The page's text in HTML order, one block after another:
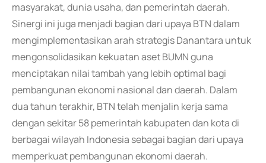
masyarakat, dunia usaha, dan pemerintah daerah.
Sinergi ini juga menjadi bagian dari upaya BTN dalam
mengimplementasikan arah strategis Danantara untuk
mengonsolidasikan kekuatan aset BUMN guna
menciptakan nilai tambah yang lebih optimal bagi
pembangunan ekonomi nasional dan daerah. Dalam
dua tahun terakhir, BTN telah menjalin kerja sama
dengan sekitar 58 pemerintah kabupaten dan kota di
berbagai wilayah Indonesia sebagai bagian dari upaya
memperkuat pembangunan ekonomi daerah.